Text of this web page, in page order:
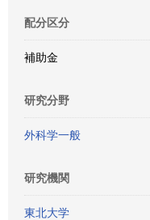
配分区分
補助金
研究分野
外科学一般
研究機関
東北大学